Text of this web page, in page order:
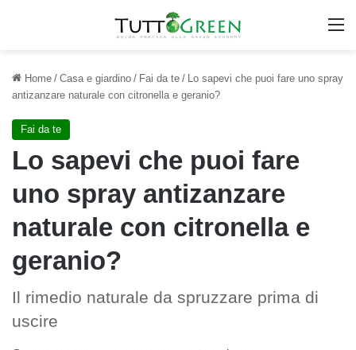
Home / Casa e giardino / Fai da te / Lo sapevi che puoi fare uno spray
antizanzare naturale con citronella e geranio?
Fai da te
Lo sapevi che puoi fare
uno spray antizanzare
naturale con citronella e
geranio?
Il rimedio naturale da spruzzare prima di
uscire